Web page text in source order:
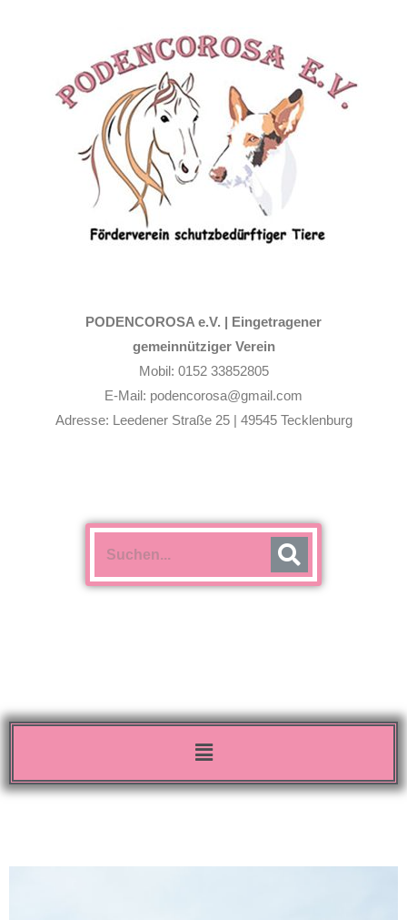
PODENCOROSA e.V. | Eingetragener
gemeinnütziger Verein
Mobil: 0152 33852805
E-Mail: podencorosa@gmail.com
Adresse: Leedener Straße 25 | 49545 Tecklenburg
Menü